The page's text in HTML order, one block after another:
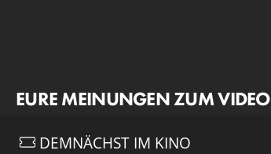
EURE MEINUNGEN ZUM VIDEO
DEMNÄCHST IM KINO